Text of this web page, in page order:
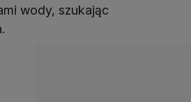
wody, szukając